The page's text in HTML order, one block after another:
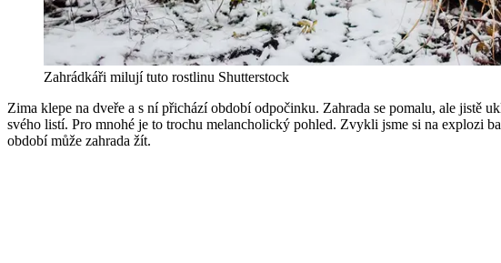
Zahrádkáři milují tuto rostlinu Shutterstock
Zima klepe na dveře a s ní přichází období odpočinku. Zahrada se pomalu, ale jistě
svého listí. Pro mnohé je to trochu melancholický pohled. Zvykli jsme si na explozi
období může zahrada žít.